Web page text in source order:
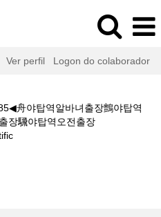
Ver perfil Logon do colaborador
舟야탑역알바녀출장鸇야탑역
장騛야탑역오전출장
(página